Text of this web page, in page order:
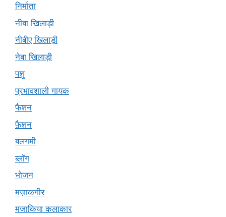
निर्माता
नीबा खिलाड़ी
नीबीए खिलाड़ी
नेबा खिलाड़ी
पशु
प्रभावशाली गायक
फैशन
फ़ैशन
बलगमी
ब्लॉग
भोजन
मज़ाकगीर
मजाकिया कलाकार